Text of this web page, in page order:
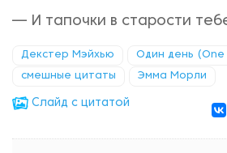
— И тапочки в старости
Декстер Мэйхью Один день (One
смешные цитаты Эмма Морли
Cлайд с цитатой